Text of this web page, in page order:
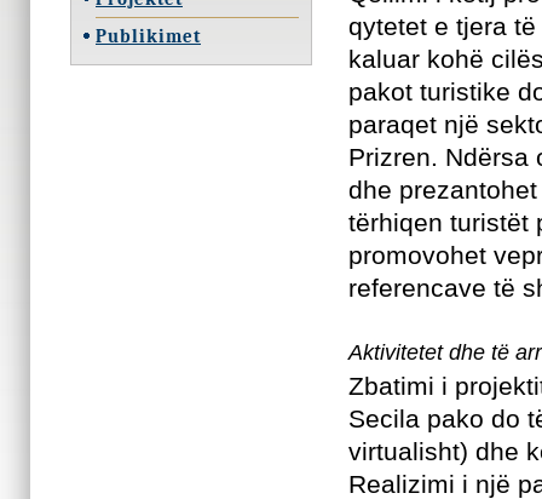
Publikimet
qytetet e tjera
kaluar kohë
pakot turistike
paraqet një
Prizren. Ndërsa
dhe
tërhiqen turistët
promovohet
referencave të
Aktivitetet dhe të
Zbatimi i
Secila pako do
virtualisht) dhe
Realizimi i një